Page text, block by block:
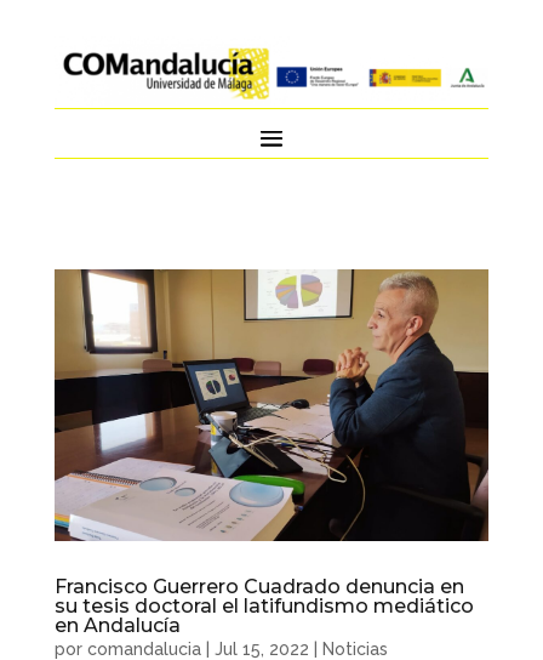
Francisco Guerrero Cuadrado denuncia en
su tesis doctoral el latifundismo mediático
en Andalucía
por comandalucia| Jul 15, 2022 Noticias